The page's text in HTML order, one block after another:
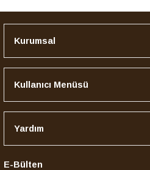
Kurumsal
Kullanıcı Menüsü
Yardım
E-Bülten